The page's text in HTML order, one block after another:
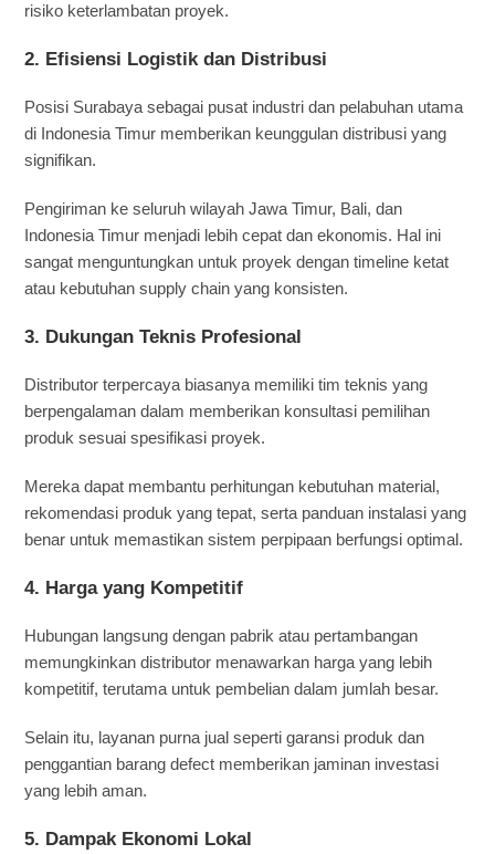
risiko keterlambatan proyek.
2. Efisiensi Logistik dan Distribusi
Posisi Surabaya sebagai pusat industri dan pelabuhan utama
di Indonesia Timur memberikan keunggulan distribusi yang
signifikan.
Pengiriman ke seluruh wilayah Jawa Timur, Bali, dan
Indonesia Timur menjadi lebih cepat dan ekonomis. Hal ini
sangat menguntungkan untuk proyek dengan timeline ketat
atau kebutuhan supply chain yang konsisten.
3. Dukungan Teknis Profesional
Distributor terpercaya biasanya memiliki tim teknis yang
berpengalaman dalam memberikan konsultasi pemilihan
produk sesuai spesifikasi proyek.
Mereka dapat membantu perhitungan kebutuhan material,
rekomendasi produk yang tepat, serta panduan instalasi yang
benar untuk memastikan sistem perpipaan berfungsi optimal.
4. Harga yang Kompetitif
Hubungan langsung dengan pabrik atau pertambangan
memungkinkan distributor menawarkan harga yang lebih
kompetitif, terutama untuk pembelian dalam jumlah besar.
Selain itu, layanan purna jual seperti garansi produk dan
penggantian barang defect memberikan jaminan investasi
yang lebih aman.
5. Dampak Ekonomi Lokal